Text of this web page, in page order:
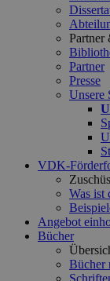
Partner
Presse
Unsere
VDK-
Was ist
Angebot
Bücher
Bücher